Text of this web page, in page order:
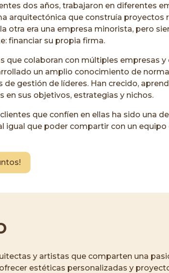
dos años, trabajaron en diferentes
arquitectónica que construía proyectos
otra era una empresa minorista, pero
financiar su propia firma.
que colaboran con múltiples empresas y
un amplio conocimiento de
gestión de líderes. Han crecido,
en sus objetivos, estrategias y nichos.
que confíen en ellas ha sido una
igual que poder compartir con un
y artistas que comparten una
estéticas personalizadas y